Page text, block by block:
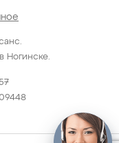
Ногинске.